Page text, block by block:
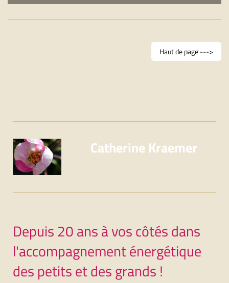
Haut de page --->
Catherine Kraemer
Depuis 20 ans à vos côtés dans
l'accompagnement énergétique
des petits et des grands !